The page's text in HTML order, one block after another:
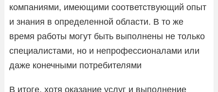
компаниями, имеющими соответствующий опыт
и знания в определенной области. В то же
время работы могут быть выполнены не только
специалистами, но и непрофессионалами или
даже конечными потребителями
В итоге, хотя оказание услуг и выполнение